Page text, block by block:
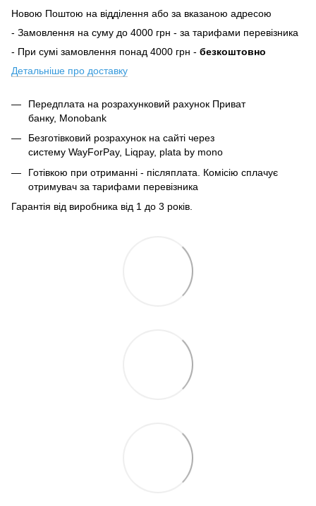
Новою Поштою на відділення або за вказаною адресою
- Замовлення на суму до 4000 грн - за тарифами перевізника
- При сумі замовлення понад 4000 грн - безкоштовно
Детальніше про доставку
Передплата на розрахунковий рахунок Приват
банку, Monobank
Безготівковий розрахунок на сайті через
систему WayForPay, Liqpay, plata by mono
Готівкою при отриманні - післяплата. Комісію сплачує
отримувач за тарифами перевізника
Гарантія від виробника від 1 до 3 років.